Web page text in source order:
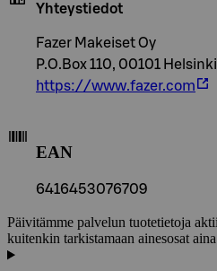
Yhteystiedot
Fazer Makeiset Oy
P.O.Box 110, 00101 Helsinki
https://www.fazer.com
EAN
6416453076709
Päivitämme palvelun tuotetietoja
kuitenkin tarkistamaan ainesosat